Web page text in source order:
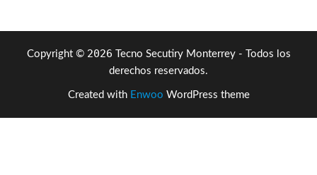
Copyright © 2026 Tecno Secutiry Monterrey - Todos los
derechos reservados.
Created with Enwoo WordPress theme